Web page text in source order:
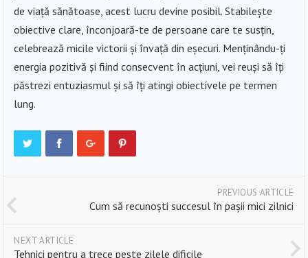
de viață sănătoase, acest lucru devine posibil. Stabilește
obiective clare, înconjoară-te de persoane care te susțin,
celebrează micile victorii și învață din eșecuri. Menținându-ți
energia pozitivă și fiind consecvent în acțiuni, vei reuși să îți
păstrezi entuziasmul și să îți atingi obiectivele pe termen
lung.
PREVIOUS ARTICLE
Cum să recunoști succesul în pașii mici zilnici
NEXT ARTICLE
Tehnici pentru a trece peste zilele dificile